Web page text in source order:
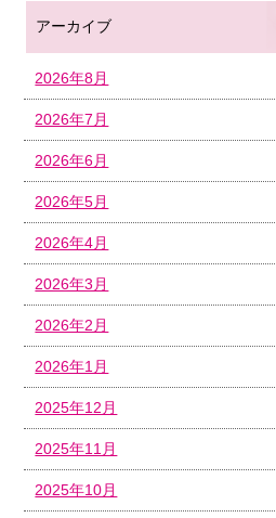
アーカイブ
2026年8月
2026年7月
2026年6月
2026年5月
2026年4月
2026年3月
2026年2月
2026年1月
2025年12月
2025年11月
2025年10月